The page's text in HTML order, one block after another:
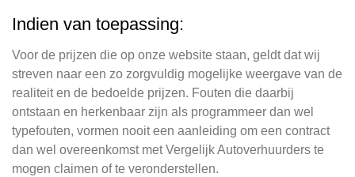
Indien van toepassing:
Voor de prijzen die op onze website staan, geldt dat wij
streven naar een zo zorgvuldig mogelijke weergave van de
realiteit en de bedoelde prijzen. Fouten die daarbij
ontstaan en herkenbaar zijn als programmeer dan wel
typefouten, vormen nooit een aanleiding om een contract
dan wel overeenkomst met Vergelijk Autoverhuurders te
mogen claimen of te veronderstellen.